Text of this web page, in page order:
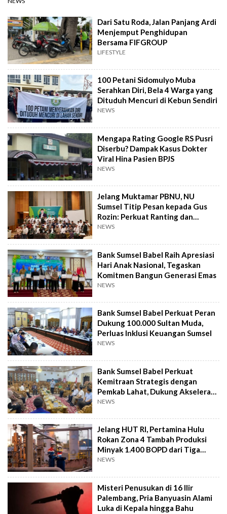
Dari Satu Roda, Jalan Panjang Ardi
Menjemput Penghidupan
Bersama FIFGROUP
LIFESTYLE
100 Petani Sidomulyo Muba
Serahkan Diri, Bela 4 Warga yang
Dituduh Mencuri di Kebun Sendiri
NEWS
Mengapa Rating Google RS Pusri
Diserbu? Dampak Kasus Dokter
Viral Hina Pasien BPJS
NEWS
Jelang Muktamar PBNU, NU
Sumsel Titip Pesan kepada Gus
Rozin: Perkuat Ranting dan
Pesantren
NEWS
Bank Sumsel Babel Raih Apresiasi
Hari Anak Nasional, Tegaskan
Komitmen Bangun Generasi Emas
NEWS
Bank Sumsel Babel Perkuat Peran
Dukung 100.000 Sultan Muda,
Perluas Inklusi Keuangan Sumsel
NEWS
Bank Sumsel Babel Perkuat
Kemitraan Strategis dengan
Pemkab Lahat, Dukung Akselerasi
Ekonomi Daerah
NEWS
Jelang HUT RI, Pertamina Hulu
Rokan Zona 4 Tambah Produksi
Minyak 1.400 BOPD dari Tiga
Sumur Baru
NEWS
Misteri Penusukan di 16 Ilir
Palembang, Pria Banyuasin Alami
Luka di Kepala hingga Bahu